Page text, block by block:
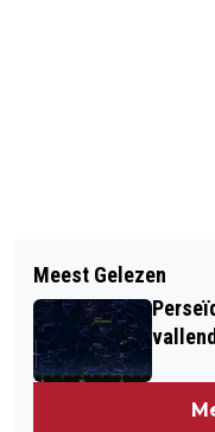
UNIEK
750E
FEEST OP
VERLENGING
CENTRUM PER
Meest Gelezen